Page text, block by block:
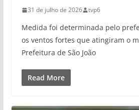
31 de julho de 2026 tvp6
Medida foi determinada pelo
os ventos fortes que atingiram o
Prefeitura de São João
Read More